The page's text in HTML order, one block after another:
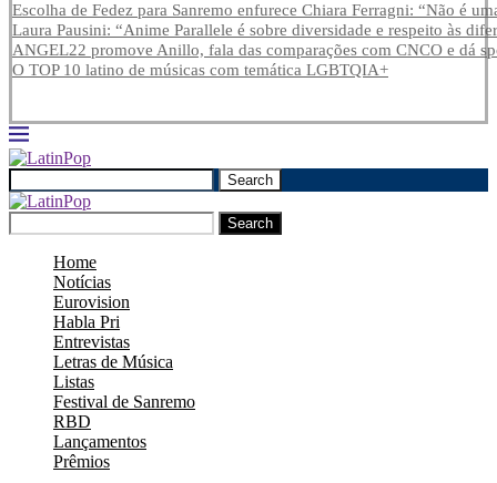
Escolha de Fedez para Sanremo enfurece Chiara Ferragni: “Não é
Laura Pausini: “Anime Parallele é sobre diversidade e respeito às
ANGEL22 promove Anillo, fala das comparações com CNCO e dá
O TOP 10 latino de músicas com temática LGBTQIA+
Search
Search
Home
Notícias
Eurovision
Habla Pri
Entrevistas
Letras de Música
Listas
Festival de Sanremo
RBD
Lançamentos
Prêmios